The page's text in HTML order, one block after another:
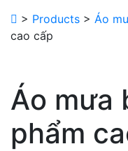
> Products > Áo
cao cấp
Áo mưa
phẩm